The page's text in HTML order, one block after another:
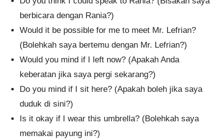
berbicara dengan Rania?)
Would it be possible for me to meet Mr. Lefrian?
(Bolehkah saya bertemu dengan Mr. Lefrian?)
Would you mind if I left now? (Apakah Anda
keberatan jika saya pergi sekarang?)
Do you mind if I sit here? (Apakah boleh jika saya
duduk di sini?)
Is it okay if I wear this umbrella? (Bolehkah saya
memakai payung ini?)